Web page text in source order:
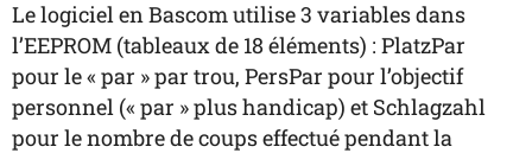
Le logiciel en Bascom utilise 3 variables dans
l’EEPROM (tableaux de 18 éléments) : PlatzPar
pour le « par » par trou, PersPar pour l’objectif
personnel (« par » plus handicap) et Schlagzahl
pour le nombre de coups effectué pendant la